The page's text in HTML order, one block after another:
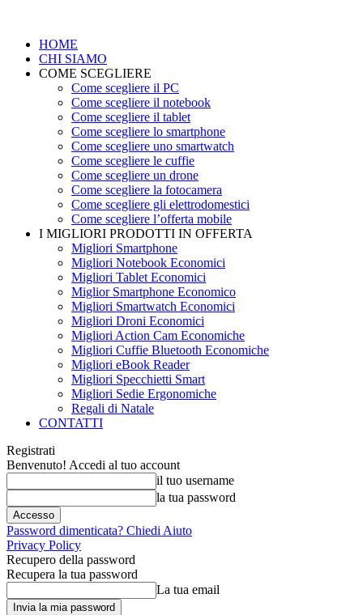
HOME
CHI SIAMO
COME SCEGLIERE
Come scegliere il PC
Come scegliere il notebook
Come scegliere il tablet
Come scegliere lo smartphone
Come scegliere uno smartwatch
Come scegliere le cuffie
Come scegliere un drone
Come scegliere la fotocamera
Come scegliere gli elettrodomestici
Come scegliere l’offerta mobile
I MIGLIORI PRODOTTI IN OFFERTA
Migliori Smartphone
Migliori Notebook Economici
Migliori Tablet Economici
Miglior Smartphone Economico
Migliori Smartwatch Economici
Migliori Droni Economici
Migliori Action Cam Economiche
Migliori Cuffie Bluetooth Economiche
Migliori eBook Reader
Migliori Specchietti Smart
Migliori Sedie Ergonomiche
Regali di Natale
CONTATTI
Registrati
Benvenuto! Accedi al tuo account
il tuo username
la tua password
Password dimenticata? Chiedi Aiuto
Privacy Policy
Recupero della password
Recupera la tua password
La tua email